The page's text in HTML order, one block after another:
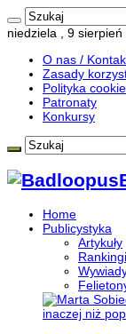
niedziela , 9 sierpień
O nas /
Zasady
Polityka
Patronaty
Konkursy
Home
Publicystyka
Artykuły
Rankingi